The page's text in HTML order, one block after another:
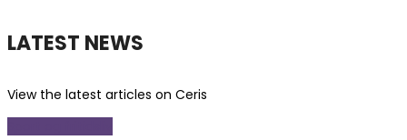
LATEST NEWS
View the latest articles on Ceris